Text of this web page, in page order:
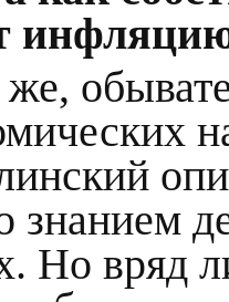
знанием
Но вряд